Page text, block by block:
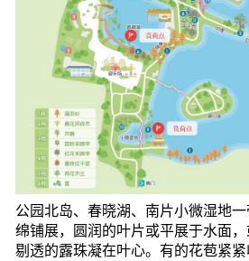
公园北岛、春晓湖、南片小微湿地
绵铺展，圆润的叶片或平展于水面
剔透的露珠凝在叶心。有的花苞紧